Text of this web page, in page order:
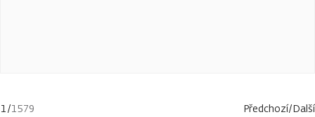
1/1579 Předchozí/Další